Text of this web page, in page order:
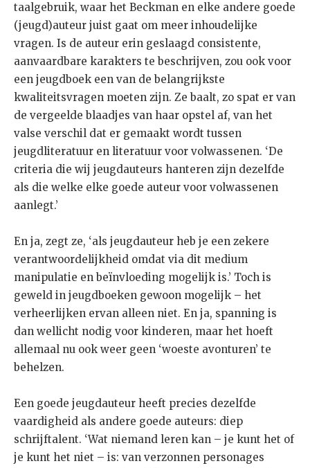
taalgebruik, waar het Beckman en elke andere goede
(jeugd)auteur juist gaat om meer inhoudelijke
vragen. Is de auteur erin geslaagd consistente,
aanvaardbare karakters te beschrijven, zou ook voor
een jeugdboek een van de belangrijkste
kwaliteitsvragen moeten zijn. Ze baalt, zo spat er van
de vergeelde blaadjes van haar opstel af, van het
valse verschil dat er gemaakt wordt tussen
jeugdliteratuur en literatuur voor volwassenen. ‘De
criteria die wij jeugdauteurs hanteren zijn dezelfde
als die welke elke goede auteur voor volwassenen
aanlegt.’
En ja, zegt ze, ‘als jeugdauteur heb je een zekere
verantwoordelijkheid omdat via dit medium
manipulatie en beïnvloeding mogelijk is.’ Toch is
geweld in jeugdboeken gewoon mogelijk – het
verheerlijken ervan alleen niet. En ja, spanning is
dan wellicht nodig voor kinderen, maar het hoeft
allemaal nu ook weer geen ‘woeste avonturen’ te
behelzen.
Een goede jeugdauteur heeft precies dezelfde
vaardigheid als andere goede auteurs: diep
schrijftalent. ‘Wat niemand leren kan – je kunt het of
je kunt het niet – is: van verzonnen personages